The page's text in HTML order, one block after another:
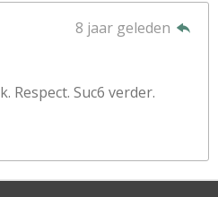
8 jaar geleden
Respect. Suc6 verder.